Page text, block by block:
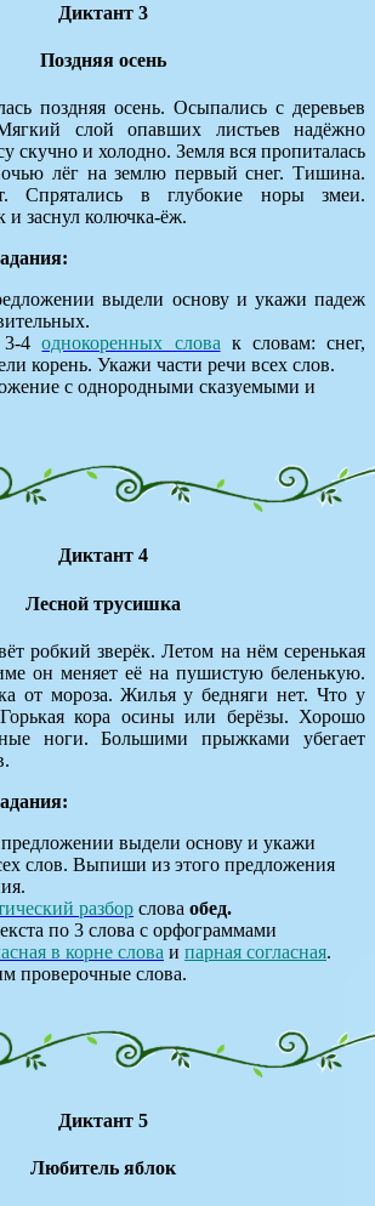
Диктант 3
Поздняя осень
поздняя осень. Осыпались с деревьев
слой опавших листьев надёжно
скучно и холодно. Земля вся пропиталась
лёг на землю первый снег. Тишина.
Спрятались в глубокие норы змеи.
и заснул колючка-ёж.
выдели основу и укажи падеж
3-4однокоренных слова к словам: снег,
корень. Укажи части речи всех слов.
с однородными сказуемыми и
Диктант 4
Лесной трусишка
робкий зверёк. Летом на нём серенькая
он меняет её на пушистую беленькую.
от мороза. Жилья у бедняги нет. Что у
кора осины или берёзы. Хорошо
ноги. Большими прыжками убегает
выдели основу и укажи
слов. Выпиши из этого предложения
разбор слова обед.
по 3 слова с орфограммами
в корне слова и парная согласная.
проверочные слова.
Диктант 5
Любитель яблок